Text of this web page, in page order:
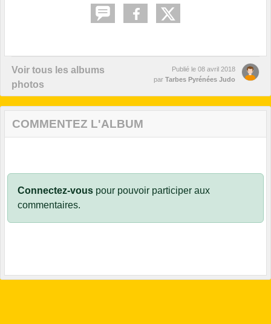
Voir tous les albums
photos
Publié le 08 avril 2018
par Tarbes Pyrénées Judo
COMMENTEZ L'ALBUM
Connectez-vous pour pouvoir participer aux
commentaires.